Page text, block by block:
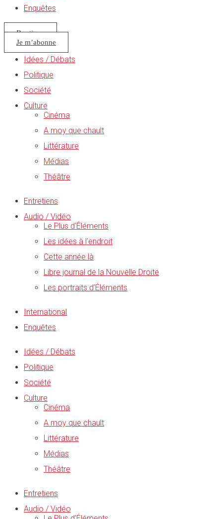
Enquêtes
Boutique
Je m’abonne
Idées / Débats
Politique
Société
Culture
Cinéma
A moy que chault
Littérature
Médias
Théâtre
Entretiens
Audio / Vidéo
Le Plus d’Éléments
Les idées à l’endroit
Cette année là
Libre journal de la Nouvelle Droite
Les portraits d’Éléments
International
Enquêtes
Idées / Débats
Politique
Société
Culture
Cinéma
A moy que chault
Littérature
Médias
Théâtre
Entretiens
Audio / Vidéo